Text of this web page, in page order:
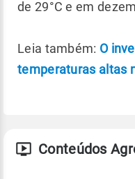
de 29°C e em
Leia também: O
temperaturas altas
Conteúdos